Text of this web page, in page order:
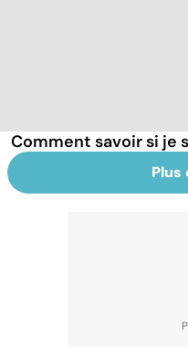
Comment savoir si je
Plus